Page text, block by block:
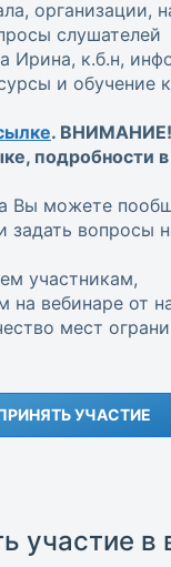
организации,
слушателей
Ирина, к.б.н,
и обучение
. ВНИМАНИЕ!
подробности в
Вы можете
задать вопросы
участникам,
на вебинаре от
мест
УЧАСТИЕ
участие в